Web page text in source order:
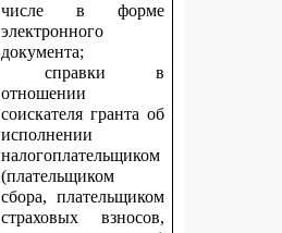
числе в форме
электронного
документа;
справки в
отношении
соискателя гранта об
исполнении
налогоплательщиком
(плательщиком
сбора, плательщиком
страховых взносов,